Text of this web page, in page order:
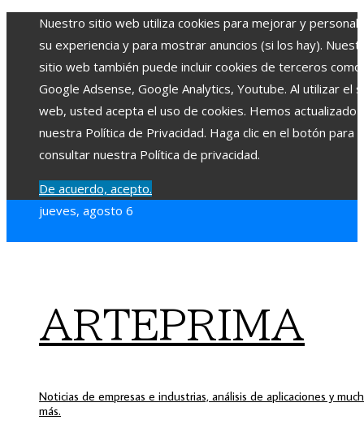
Nuestro sitio web utiliza cookies para mejorar y
su experiencia y para mostrar anuncios (si los hay).
sitio web también puede incluir cookies de terceros como
Google Adsense, Google Analytics, Youtube. Al utilizar el
web, usted acepta el uso de cookies. Hemos actualizado
nuestra Política de Privacidad. Haga clic en el botón para
consultar nuestra Política de privacidad.
De acuerdo, acepto.
jueves, agosto 6
ARTEPRIMA
Noticias de empresas e industrias, análisis de aplicaciones y
más.